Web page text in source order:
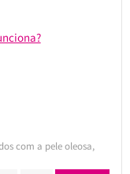
com a pele oleosa,